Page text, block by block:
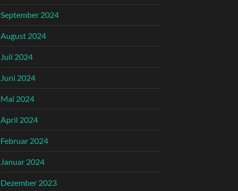
September 2024
August 2024
Juli 2024
Juni 2024
Mai 2024
April 2024
Februar 2024
Januar 2024
Dezember 2023